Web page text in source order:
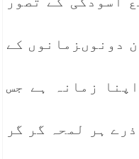
دونوںزمانوں کے
زمانہ ہے جس
ہر لمحہ گر گر